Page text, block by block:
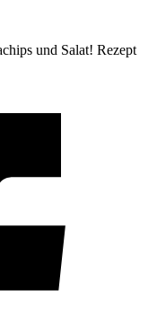
und Salat! Rezept